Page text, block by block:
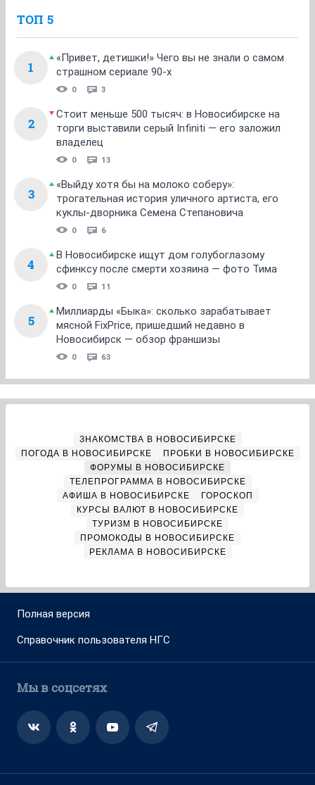
ТОП 5
1
«Привет, детишки!» Чего вы не знали о самом
страшном сериале 90-х
0 3
2
Стоит меньше 500 тысяч: в Новосибирске на
торги выставили серый Infiniti — его заложил
владелец
0 13
3
«Выйду хотя бы на молоко соберу»:
трогательная история уличного артиста, его
куклы-дворника Семена Степановича
0 6
4
В Новосибирске ищут дом голубоглазому
сфинксу после смерти хозяина — фото Тима
0 11
5
Миллиарды «Быка»: сколько зарабатывает
мясной FixPrice, пришедший недавно в
Новосибирск — обзор франшизы
0 63
ЗНАКОМСТВА В НОВОСИБИРСКЕ
ПОГОДА В НОВОСИБИРСКЕ
ПРОБКИ В НОВОСИБИРСКЕ
ФОРУМЫ В НОВОСИБИРСКЕ
ТЕЛЕПРОГРАММА В НОВОСИБИРСКЕ
АФИША В НОВОСИБИРСКЕ
ГОРОСКОП
КУРСЫ ВАЛЮТ В НОВОСИБИРСКЕ
ТУРИЗМ В НОВОСИБИРСКЕ
ПРОМОКОДЫ В НОВОСИБИРСКЕ
РЕКЛАМА В НОВОСИБИРСКЕ
Полная версия
Справочник пользователя НГС
Мы в соцсетях